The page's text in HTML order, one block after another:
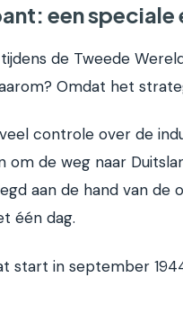
een speciale
de Tweede
Omdat het
controle over de
om de weg naar
aan de hand van de
één dag.
start in september